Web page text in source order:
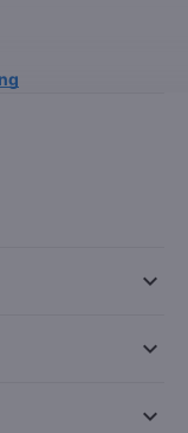
keyboard_arrow_down
keyboard_arrow_down
keyboard_arrow_down